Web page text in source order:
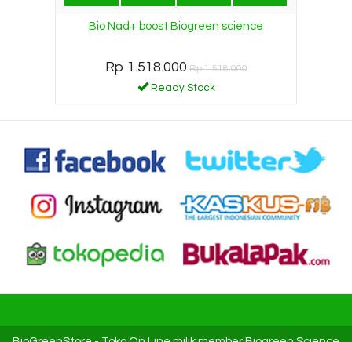
Bio Nad+ boost Biogreen science
Rp 1.518.000 Rp 1.518.000
Ready Stock